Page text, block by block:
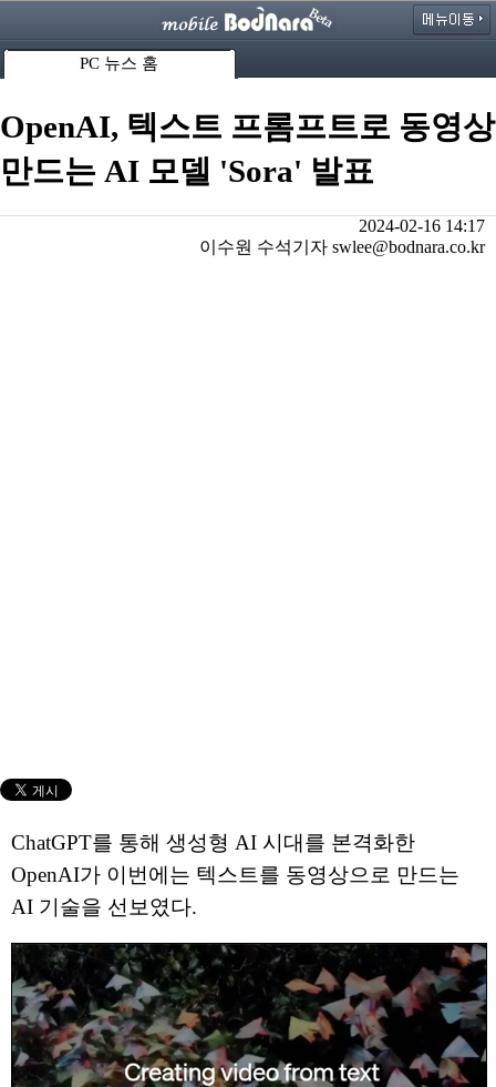
PC 뉴스 홈
OpenAI, 텍스트 프롬프트로 동영상
만드는 AI 모델 'Sora' 발표
2024-02-16 14:17
이수원 수석기자 swlee@bodnara.co.kr
ChatGPT를 통해 생성형 AI 시대를 본격화한
OpenAI가 이번에는 텍스트를 동영상으로 만드는
AI 기술을 선보였다.